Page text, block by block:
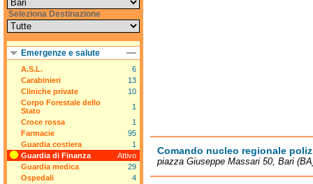
Comando nucleo regionale
piazza Giuseppe Massari 50, Bari
Seleziona Destinazione
Emergenze e salute
A.S.L.
6
Carabinieri
13
Cliniche private
10
Corpo Forestale dello
Stato
1
Croce rossa
1
Farmacie
95
Guardia costiera
1
Guardia di Finanza
Attivo
Guardia medica
29
Ospedali
4